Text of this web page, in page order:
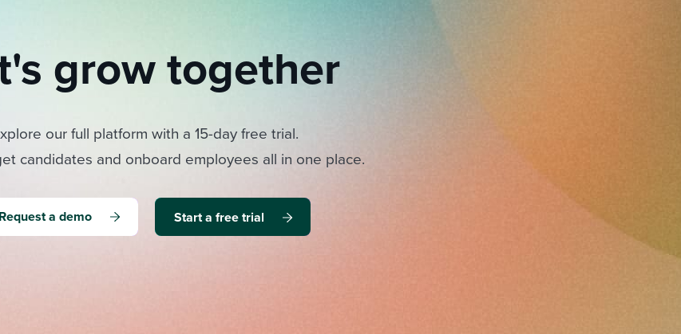
grow together
our full platform with a 15-day free trial.
candidates and onboard employees all in one place.
Request a demo Start a free trial